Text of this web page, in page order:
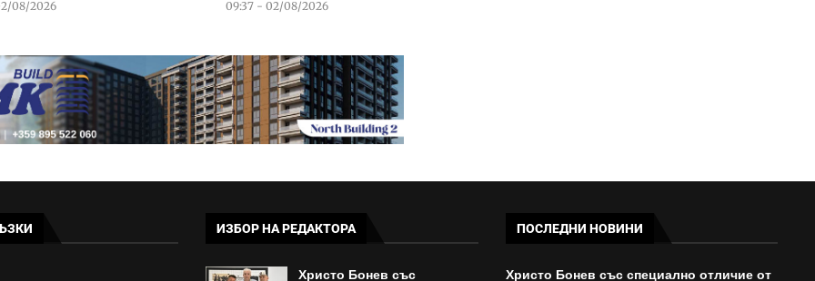
08/2026 09:37 - 02/08/2026
ИЗБОР НА РЕДАКТОРА
Христо Бонев със
ПОСЛЕДНИ НОВИНИ
Христо Бонев със специално отличие от